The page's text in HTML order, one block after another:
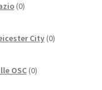
0izdelkov
City 0izdelkov
OSC 0izdelkov